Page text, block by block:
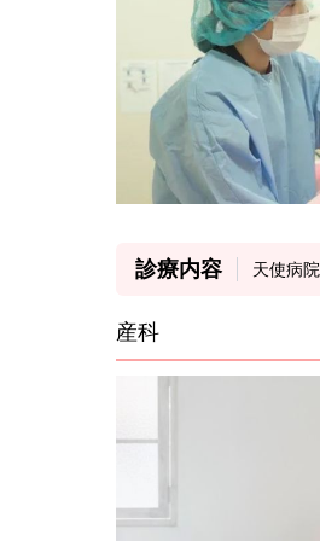
診療内容 天使病院
産科